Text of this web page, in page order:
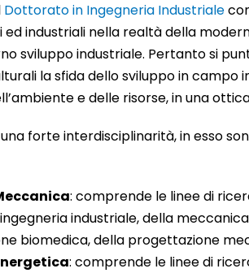
Dottorato in Ingegneria Industriale
industriali nella realtà della
sviluppo industriale. Pertanto si
la sfida dello sviluppo in
e delle risorse, in una
forte interdisciplinarità, in esso
: comprende le linee di
industriale, della
biomedica, della progettazione
: comprende le linee di